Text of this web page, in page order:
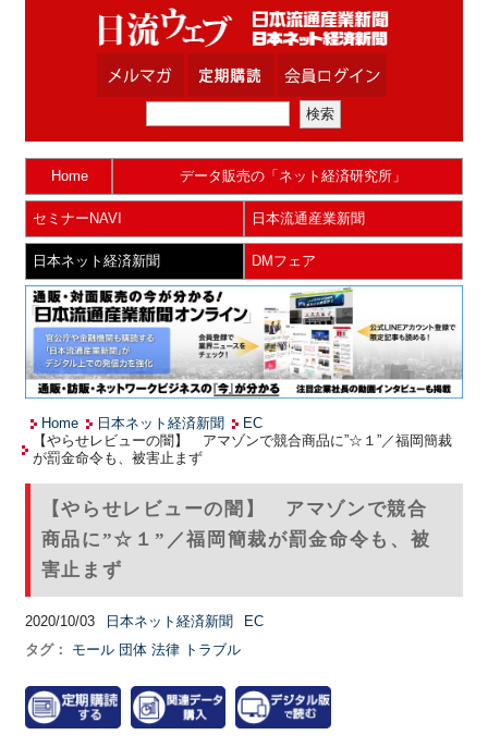
Home データ販売の「ネット経済研究所」
セミナーNAVI 日本流通産業新聞
日本ネット経済新聞 DMフェア
Home 日本ネット経済新聞
EC
【やらせレビューの闇】 アマゾンで競合商品に”☆１”／福岡簡裁
が罰金命令も、被害止まず
【やらせレビューの闇】 アマゾンで競合
商品に”☆１”／福岡簡裁が罰金命令も、被
害止まず
2020/10/03 日本ネット経済新聞
EC
タグ：
モール 団体 法律 トラブル